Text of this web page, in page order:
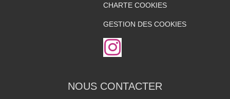
CHARTE COOKIES
GESTION DES COOKIES
NOUS CONTACTER